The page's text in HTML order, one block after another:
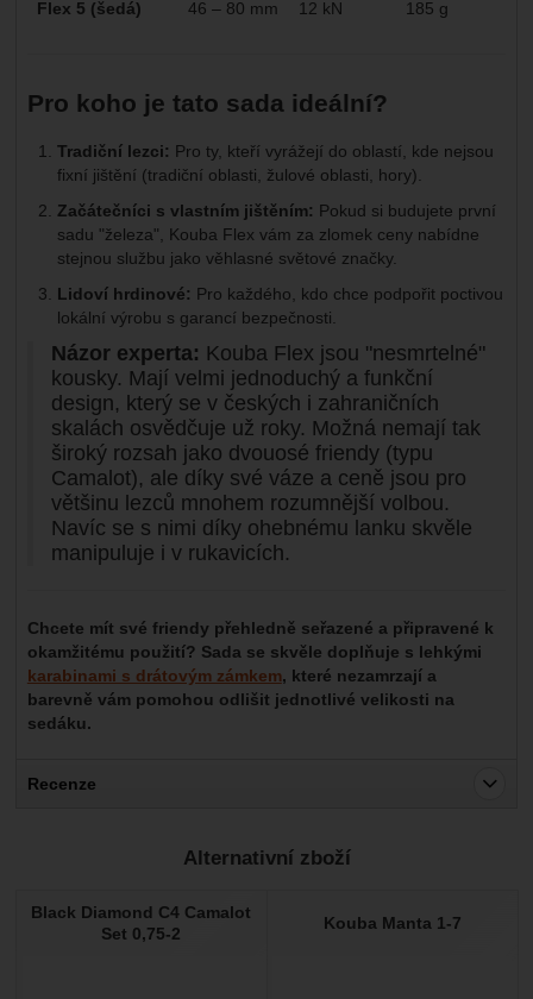
Flex 5 (šedá) 46 – 80 mm 12 kN 185 g
Pro koho je tato sada ideální?
Tradiční lezci: Pro ty, kteří vyrážejí do oblastí, kde nejsou
fixní jištění (tradiční oblasti, žulové oblasti, hory).
Začátečníci s vlastním jištěním: Pokud si budujete první
sadu "železa", Kouba Flex vám za zlomek ceny nabídne
stejnou službu jako věhlasné světové značky.
Lidoví hrdinové: Pro každého, kdo chce podpořit poctivou
lokální výrobu s garancí bezpečnosti.
Názor experta: Kouba Flex jsou "nesmrtelné"
kousky. Mají velmi jednoduchý a funkční
design, který se v českých i zahraničních
skalách osvědčuje už roky. Možná nemají tak
široký rozsah jako dvouosé friendy (typu
Camalot), ale díky své váze a ceně jsou pro
většinu lezců mnohem rozumnější volbou.
Navíc se s nimi díky ohebnému lanku skvěle
manipuluje i v rukavicích.
Chcete mít své friendy přehledně seřazené a připravené k
okamžitému použití? Sada se skvěle doplňuje s lehkými
karabinami s drátovým zámkem, které nezamrzají a
barevně vám pomohou odlišit jednotlivé velikosti na
sedáku.
Recenze
Nebyla přidána žádná recenze.
Alternativní zboží
Black Diamond C4 Camalot
Set 0,75-2
Kouba Manta 1-7